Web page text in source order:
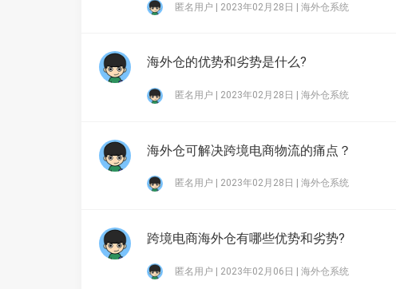
匿名用户 | 2023年02月28日 | 海外仓系统
海外仓的优势和劣势是什么?
匿名用户 | 2023年02月28日 | 海外仓系统
海外仓可解决跨境电商物流的痛点？
匿名用户 | 2023年02月28日 | 海外仓系统
跨境电商海外仓有哪些优势和劣势?
匿名用户 | 2023年02月06日 | 海外仓系统